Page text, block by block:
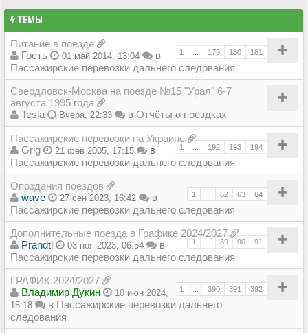
ТЕМЫ
Питание в поезде
1 179 180 181
Гость 01 май 2014, 13:04
в
Пассажирские перевозки дальнего следования
Свердловск-Москва на поезде №15 "Урал" 6-7
августа 1995 года
Tesla
Вчера, 22:33 в Отчёты о поездках
Пассажирские перевозки на Украине
1 192 193 194
Grig 21 фев 2005, 17:15
в
Пассажирские перевозки дальнего следования
Опоздания поездов
1 62 63 64
wave 27 сен 2023, 16:42
в
Пассажирские перевозки дальнего следования
Дополнительные поезда в Графике 2024/2027
1 89 90 91
Prandtl 03 ноя 2023, 06:54
в
Пассажирские перевозки дальнего следования
ГРАФИК 2024/2027
1 390 391 392
Владимир Дукин
10 июн 2024,
15:18
в Пассажирские перевозки дальнего
следования